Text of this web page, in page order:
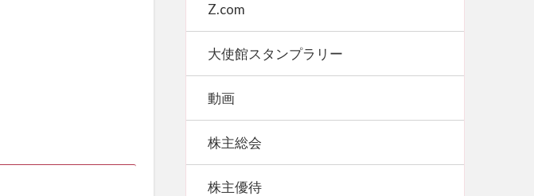
Z.com
大使館スタンプラリー
動画
株主総会
株主優待